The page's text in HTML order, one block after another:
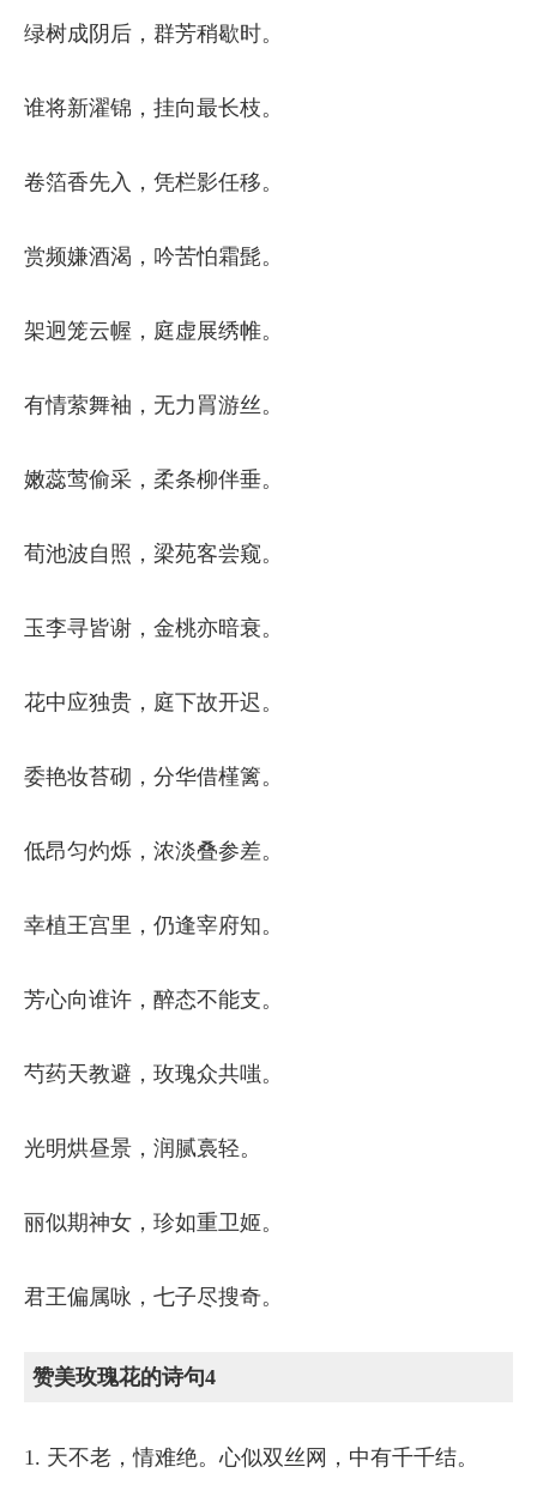
绿树成阴后，群芳稍歇时。
谁将新濯锦，挂向最长枝。
卷箔香先入，凭栏影任移。
赏频嫌酒渴，吟苦怕霜髭。
架迥笼云幄，庭虚展绣帷。
有情萦舞袖，无力罥游丝。
嫩蕊莺偷采，柔条柳伴垂。
荀池波自照，梁苑客尝窥。
玉李寻皆谢，金桃亦暗衰。
花中应独贵，庭下故开迟。
委艳妆苔砌，分华借槿篱。
低昂匀灼烁，浓淡叠参差。
幸植王宫里，仍逢宰府知。
芳心向谁许，醉态不能支。
芍药天教避，玫瑰众共嗤。
光明烘昼景，润腻裛轻。
丽似期神女，珍如重卫姬。
君王偏属咏，七子尽搜奇。
赞美玫瑰花的诗句4
1. 天不老，情难绝。心似双丝网，中有千千结。